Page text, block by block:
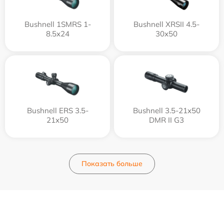
Bushnell 1SMRS 1-
8.5x24
Bushnell XRSII 4.5-
30x50
Bushnell ERS 3.5-
21x50
Bushnell 3.5-21x50
DMR II G3
Показать больше